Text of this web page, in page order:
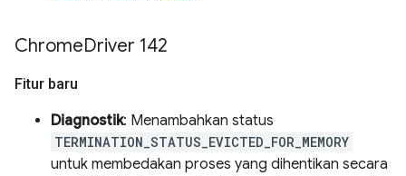
ChromeDriver 142
Fitur baru
Diagnostik: Menambahkan status
TERMINATION_STATUS_EVICTED_FOR_MEMORY
untuk membedakan proses yang dihentikan secara